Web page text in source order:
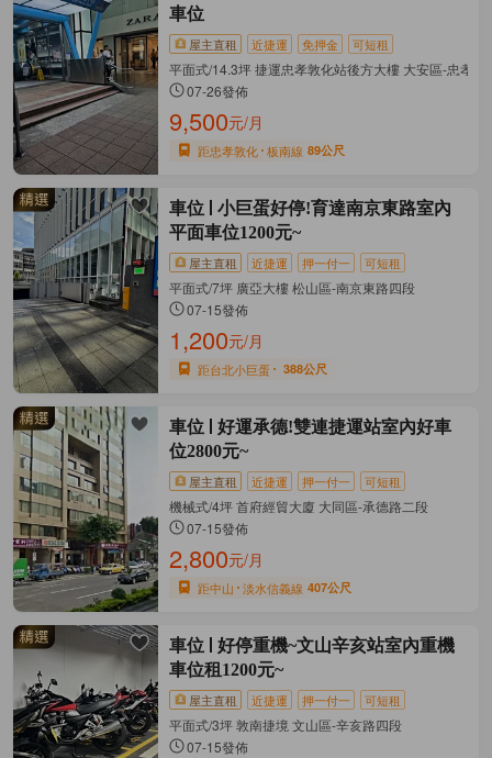
車位
屋主直租 近捷運 免押金 可短租
平面式/14.3坪 捷運忠孝敦化站後方大樓 大安區-忠孝東
07-26發佈
9,500元/月
距忠孝敦化 板南線 89公尺
車位
小巨蛋好停!育達南京東路室內
平面車位1200元~
屋主直租 近捷運 押一付一 可短租
平面式/7坪 廣亞大樓 松山區-南京東路四段
07-15發佈
1,200元/月
距台北小巨蛋 388公尺
車位
好運承德!雙連捷運站室內好車
位2800元~
屋主直租 近捷運 押一付一 可短租
機械式/4坪 首府經貿大廈 大同區-承德路二段
07-15發佈
2,800元/月
距中山 淡水信義線 407公尺
車位
好停重機~文山辛亥站室內重機
車位租1200元~
屋主直租 近捷運 押一付一 可短租
平面式/3坪 敦南捷境 文山區-辛亥路四段
07-15發佈